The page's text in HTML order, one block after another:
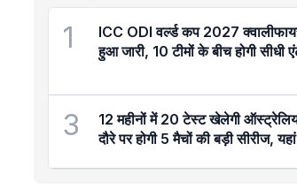
1
ICC ODI वर्ल्ड कप 2027
हुआ जारी, 10 टीमों के बीच होगी सीधी
3
12 महीनों में 20 टेस्ट खेलेगी
दौरे पर होगी 5 मैचों की बड़ी सीरीज,